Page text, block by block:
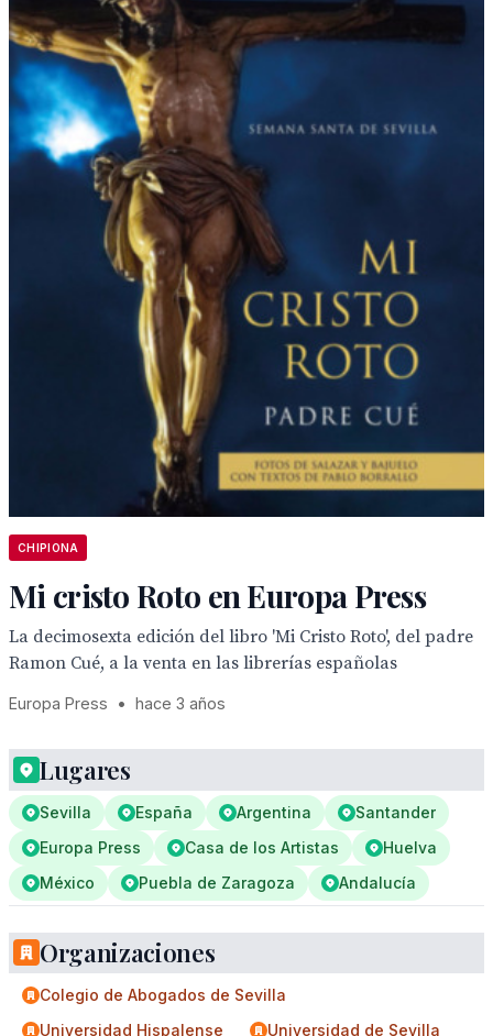
CHIPIONA
Mi cristo Roto en Europa Press
La decimosexta edición del libro 'Mi Cristo Roto', del padre
Ramon Cué, a la venta en las librerías españolas
Europa Press • hace 3 años
Lugares
Sevilla España Argentina
Santander
Europa Press
Casa de los Artistas
Huelva
México
Puebla de Zaragoza Andalucía
Organizaciones
Colegio de Abogados de Sevilla
Universidad Hispalense
Universidad de Sevilla